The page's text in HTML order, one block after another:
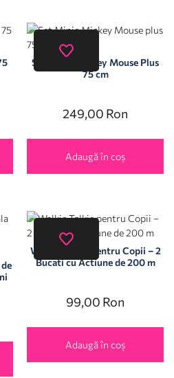
Set Minie Mickey Mouse Plus
75 cm
249,00 Ron
Adaugă în coș
Walkie Talkie pentru Copii – 2
Bucati cu Actiune de 200 m
99,00 Ron
Adaugă în coș